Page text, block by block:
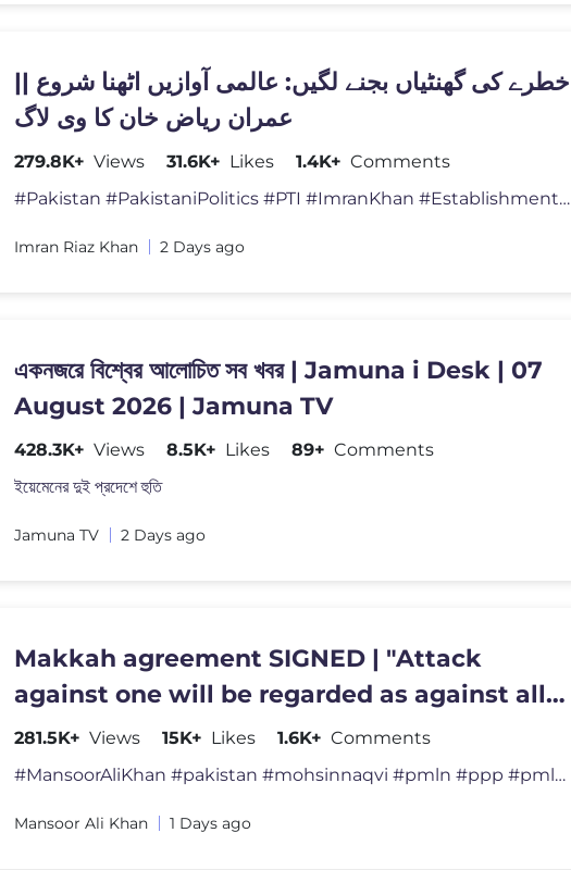
خطرے کی گھنٹیاں بجنے لگیں: عالمی آوازیں اٹھنا شروع ||
عمران ریاض خان کا وی لاگ
279.8K+ Views 31.6K+ Likes 1.4K+ Comments
#Pakistan #PakistaniPolitics #PTI #ImranKhan #Establishment #Political
Imran Riaz Khan 2 Days ago
একনজরে বিশ্বের আলোচিত সব খবর | Jamuna i Desk | 07
August 2026 | Jamuna TV
428.3K+ Views 8.5K+ Likes 89+ Comments
ইয়েমেনের দুই প্রদেশে হুতি
Jamuna TV 2 Days ago
Makkah agreement SIGNED | "Attack
against one will be regarded as against all" |
PAK Army on ALERT
281.5K+ Views 15K+ Likes 1.6K+ Comments
#MansoorAliKhan #pakistan #mohsinnaqvi #pmln #ppp #pmlnleaders #ranasa
Mansoor Ali Khan 1 Days ago